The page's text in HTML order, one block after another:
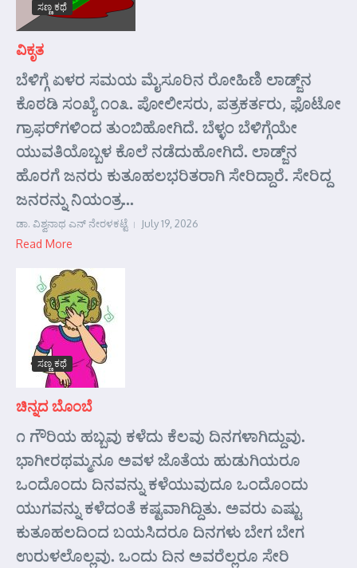
ಸಣ್ಣ ಕಥೆ
ವಿಕೃತ
ಬೆಳಿಗ್ಗೆ ಏಳರ ಸಮಯ ಮೈಸೂರಿನ ರೋಹಿಣಿ ಲಾಡ್ಜ್‌ನ
ಕೊಠಡಿ ಸಂಖ್ಯೆ ೧೦೩. ಪೋಲೀಸರು, ಪತ್ರಕರ್ತರು, ಫೊಟೋ
ಗ್ರಾಫರ್‌ಗಳಿಂದ ತುಂಬಿಹೋಗಿದೆ. ಬೆಳ್ಳಂ ಬೆಳಿಗ್ಗೆಯೇ
ಯುವತಿಯೊಬ್ಬಳ ಕೊಲೆ ನಡೆದುಹೋಗಿದೆ. ಲಾಡ್ಜ್‌ನ
ಹೊರಗೆ ಜನರು ಕುತೂಹಲಭರಿತರಾಗಿ ಸೇರಿದ್ದಾರೆ. ಸೇರಿದ್ದ
ಜನರನ್ನು ನಿಯಂತ್ರ...
ಡಾ. ವಿಶ್ವನಾಥ ಎನ್ ನೇರಳಕಟ್ಟೆ July 19, 2026
Read More
ಸಣ್ಣ ಕಥೆ
ಚಿನ್ನದ ಬೊಂಬೆ
೧ ಗೌರಿಯ ಹಬ್ಬವು ಕಳೆದು ಕೆಲವು ದಿನಗಳಾಗಿದ್ದುವು.
ಭಾಗೀರಥಮ್ಮನೂ ಅವಳ ಜೊತೆಯ ಹುಡುಗಿಯರೂ
ಒಂದೊಂದು ದಿನವನ್ನು ಕಳೆಯುವುದೂ ಒಂದೊಂದು
ಯುಗವನ್ನು ಕಳೆದಂತೆ ಕಷ್ಟವಾಗಿದ್ದಿತು. ಅವರು ಎಷ್ಟು
ಕುತೂಹಲದಿಂದ ಬಯಸಿದರೂ ದಿನಗಳು ಬೇಗ ಬೇಗ
ಉರುಳಲೊಲ್ಲವು. ಒಂದು ದಿನ ಅವರೆಲ್ಲರೂ ಸೇರಿ